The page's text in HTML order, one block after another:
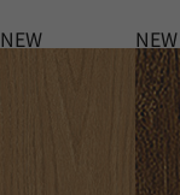
NEW NEW